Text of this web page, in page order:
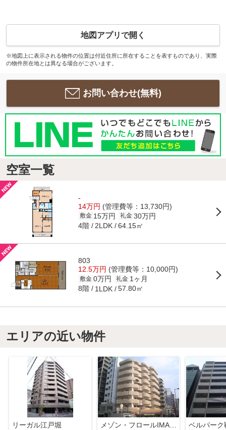
地図アプリで開く
※地図上に表示される物件の位置は付近住所に所在することを表すものであり、実際
の物件所在地とは異なる場合がございます。
お問い合わせ(無料)
空室一覧
-
14万円 (管理費等：13,730円)
敷金 15万円 礼金 30万円
4階 2LDK 64.15㎡
803
12.5万円 (管理費等：10,000円)
敷金 0万円 礼金 1ヶ月
8階 1LDK 57.80㎡
エリアの近い物件
リーガル江戸堀
メゾン・フロールIMAKUBO
ベルパーク